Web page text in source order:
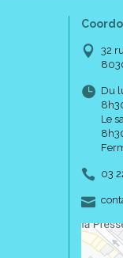
32
Du
Le
03